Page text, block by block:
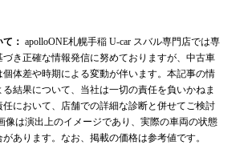
： apolloONE札幌手稲 U-car スバル専門店では専
き正確な情報発信に努めておりますが、中古車
体差や時期による変動が伴います。本記事の情
結果について、当社は一切の責任を負いかねま
において、店舗での詳細な診断と併せてご検討
像は演出上のイメージであり、実際の車両の状態
あります。なお、掲載の価格は参考値です。